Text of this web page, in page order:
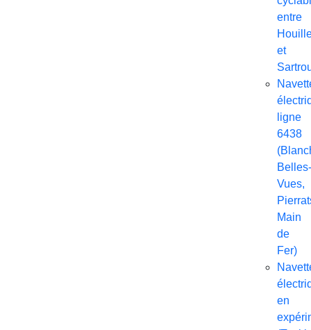
entre
et
ligne
6438
Belles-
Vues,
Main
de
Fer)
en